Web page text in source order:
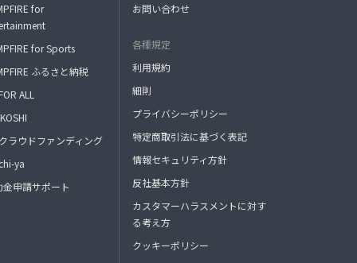
for
for Sports
ふるさと納税
ALL
ラウドファンディング
ya
金申請サポート
お問い合わせ
各種規定
利用規約
細則
プライバシーポリシー
特定商取引法に基づく表記
情報セキュリティ方針
反社基本方針
カスタマーハラスメントに対す
る考え方
クッキーポリシー